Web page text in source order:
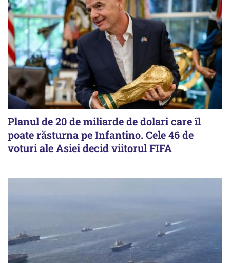
Planul de 20 de miliarde de dolari care îl
poate răsturna pe Infantino. Cele 46 de
voturi ale Asiei decid viitorul FIFA